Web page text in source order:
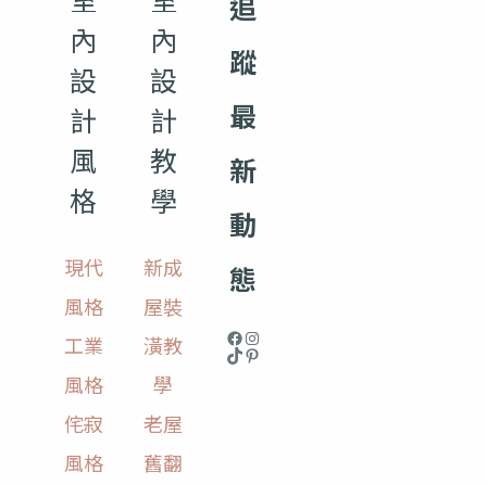
內
設
計
風
格
現代
風格
工業
風格
侘寂
風格
內
設
計
教
學
新成
屋裝
潢教
學
老屋
舊翻
蹤
最
新
動
態